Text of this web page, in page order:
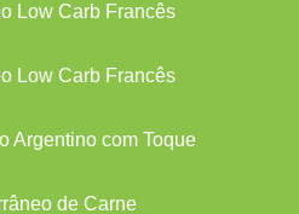
Low Carb Francês
Low Carb Francês
Argentino com Toque
de Carne